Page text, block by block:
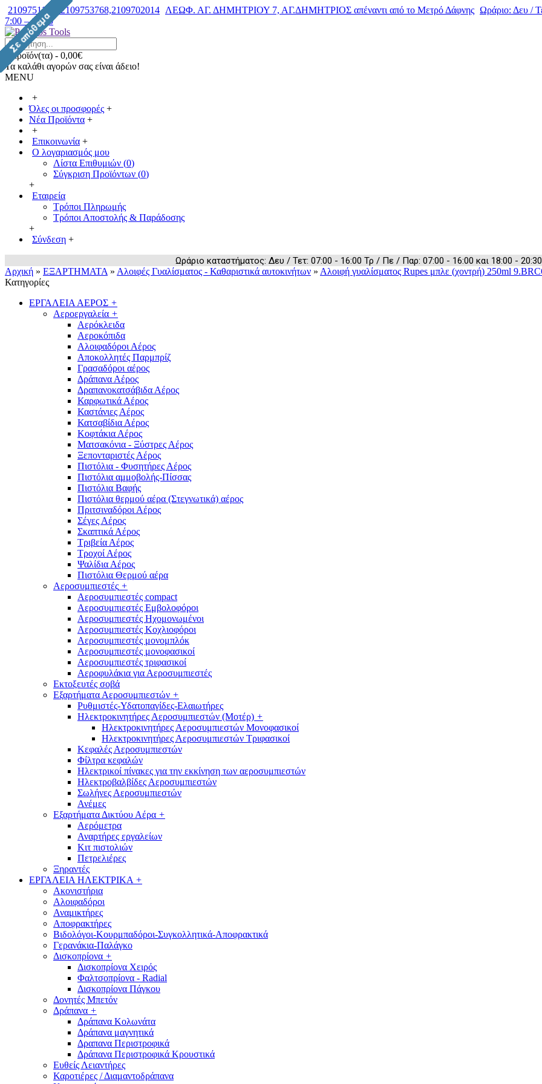
2109751182, 2109753768,2109702014 ΛΕΩΦ. ΑΓ. ΔΗΜΗΤΡΙΟΥ 7, ΑΓ.ΔΗΜΗΤΡΙΟΣ απέναντι από το Μετρό Δάφνης Ωράριο: Δευ /
7:00 – 14:30
0 προϊόν(τα) - 0,00€
Τα καλάθι αγορών σας είναι άδειο!
MENU
+
Όλες οι προσφορές +
Νέα Προϊόντα +
+
Επικοινωνία +
Ο λογαριασμός μου
Λίστα Επιθυμιών (0)
Σύγκριση Προϊόντων (0)
+
Εταιρεία
Τρόποι Πληρωμής
Τρόποι Αποστολής & Παράδοσης
+
Σύνδεση +
Ωράριο καταστήματος: Δευ / Τετ: 07:00 - 16:00 Τρ / Πε / Παρ: 07:00 - 16:00 και 18:00 -
Αρχική » ΕΞΑΡΤΗΜΑΤΑ » Αλοιφές Γυαλίσματος - Καθαριστικά αυτοκινήτων » Αλοιφή γυαλίσματος Rupes μπλε (χοντρή) 250ml
Κατηγορίες
ΕΡΓΑΛΕΙΑ ΑΕΡΟΣ +
Αεροεργαλεία +
Αερόκλειδα
Αεροκόπιδα
Αλοιφαδόροι Αέρος
Αποκολλητές Παρμπρίζ
Γρασαδόροι αέρος
Δράπανα Αέρος
Δραπανοκατσάβιδα Αέρος
Καρφωτικά Αέρος
Καστάνιες Αέρος
Κατσαβίδια Αέρος
Κοφτάκια Αέρος
Ματσακόνια - Ξύστρες Αέρος
Ξεπονταριστές Αέρος
Πιστόλια - Φυσητήρες Αέρος
Πιστόλια αμμοβολής-Πίσσας
Πιστόλια Βαφής
Πιστόλια θερμού αέρα (Στεγνωτικά) αέρος
Πριτσιναδόροι Αέρος
Σέγες Αέρος
Σκαπτικά Αέρος
Τριβεία Αέρος
Τροχοί Αέρος
Ψαλίδια Αέρος
Πιστόλια Θερμού αέρα
Αεροσυμπιεστές +
Αεροσυμπιεστές compact
Αεροσυμπιεστές Εμβολοφόροι
Αεροσυμπιεστές Ηχομονωμένοι
Αεροσυμπιεστές Κοχλιοφόροι
Αεροσυμπιεστές μονομπλόκ
Αεροσυμπιεστές μονοφασικοί
Αεροσυμπιεστές τριφασικοί
Αεροφυλάκια για Αεροσυμπιεστές
Εκτοξευτές σοβά
Εξαρτήματα Αεροσυμπιεστών +
Ρυθμιστές-Υδατοπαγίδες-Ελαιωτήρες
Ηλεκτροκινητήρες Αεροσυμπιεστών (Μοτέρ) +
Ηλεκτροκινητήρες Αεροσυμπιεστών Μονοφασικοί
Ηλεκτροκινητήρες Αεροσυμπιεστών Τριφασικοί
Κεφαλές Αεροσυμπιεστών
Φίλτρα κεφαλών
Ηλεκτρικοί πίνακες για την εκκίνηση των αεροσυμπιεστών
Ηλεκτροβαλβίδες Αεροσυμπιεστών
Σωλήνες Αεροσυμπιεστών
Ανέμες
Εξαρτήματα Δικτύου Αέρα +
Αερόμετρα
Αναρτήρες εργαλείων
Κιτ πιστολιών
Πετρελιέρες
Ξηραντές
ΕΡΓΑΛΕΙΑ ΗΛΕΚΤΡΙΚΑ +
Ακονιστήρια
Αλοιφαδόροι
Αναμικτήρες
Αποφρακτήρες
Βιδολόγοι-Κουρμπαδόροι-Συγκολλητικά-Αποφρακτικά
Γερανάκια-Παλάγκο
Δισκοπρίονα +
Δισκοπρίονα Χειρός
Φαλτσοπρίονα - Radial
Δισκοπρίονα Πάγκου
Δονητές Μπετόν
Δράπανα +
Δράπανα Κολωνάτα
Δράπανα μαγνητικά
Δραπανα Περιστροφικά
Δράπανα Περιστροφικά Κρουστικά
Ευθείς Λειαντήρες
Καροτιέρες / Διαμαντοδράπανα